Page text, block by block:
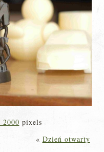
2000 pixels
« Dzień otwarty